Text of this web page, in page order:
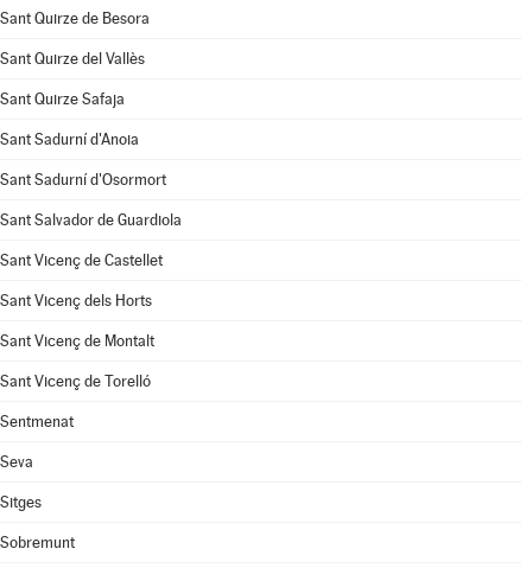
Sant Quirze de Besora
Sant Quirze del Vallès
Sant Quirze Safaja
Sant Sadurní d'Anoia
Sant Sadurní d'Osormort
Sant Salvador de Guardiola
Sant Vicenç de Castellet
Sant Vicenç dels Horts
Sant Vicenç de Montalt
Sant Vicenç de Torelló
Sentmenat
Seva
Sitges
Sobremunt